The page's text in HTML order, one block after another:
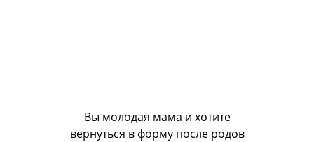
Вы молодая мама и хотите
вернуться в форму после родов